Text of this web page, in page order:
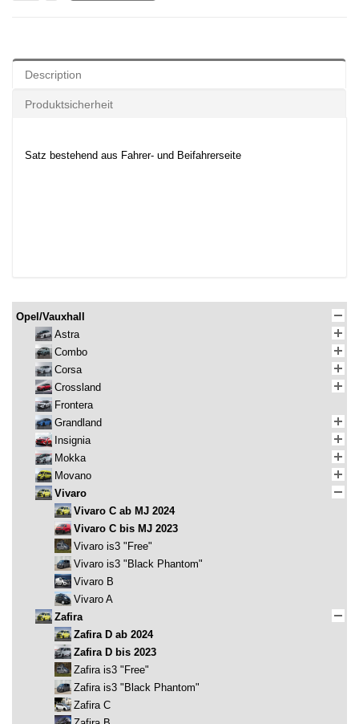
Description
Produktsicherheit
Satz bestehend aus Fahrer- und Beifahrerseite
Opel/Vauxhall
Astra
Combo
Corsa
Crossland
Frontera
Grandland
Insignia
Mokka
Movano
Vivaro
Vivaro C ab MJ 2024
Vivaro C bis MJ 2023
Vivaro is3 "Free"
Vivaro is3 "Black Phantom"
Vivaro B
Vivaro A
Zafira
Zafira D ab 2024
Zafira D bis 2023
Zafira is3 "Free"
Zafira is3 "Black Phantom"
Zafira C